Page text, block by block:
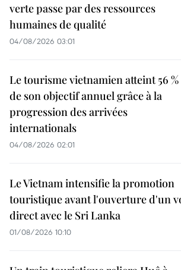
verte passe par des ressources
humaines de qualité
04/08/2026 03:01
Le tourisme vietnamien atteint 56 %
de son objectif annuel grâce à la
progression des arrivées
internationals
04/08/2026 02:01
Le Vietnam intensifie la promotion
touristique avant l'ouverture d'un
direct avec le Sri Lanka
01/08/2026 10:10